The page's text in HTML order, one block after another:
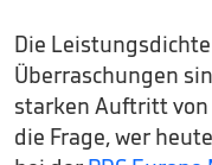
Die
Überraschungen
starken Auftritt
die Frage, wer